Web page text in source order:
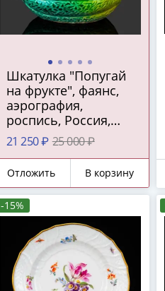
Шкатулка "Попугай
на фрукте", фаянс,
аэрография,
роспись, Россия,
1900-1930 гг.
21 250 ₽ 25 000 ₽
Отложить В корзину
-15%